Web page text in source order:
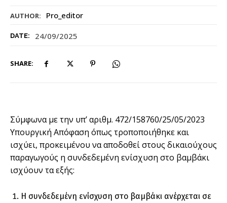
AUTHOR: Pro_editor
DATE: 24/09/2025
SHARE:
Σύμφωνα με την υπ’ αριθμ. 472/158760/25/05/2023
Υπουργική Απόφαση όπως τροποποιήθηκε και
ισχύει, προκειμένου να αποδοθεί στους δικαιούχους
παραγωγούς η συνδεδεμένη ενίσχυση στο βαμβάκι
ισχύουν τα εξής:
Η συνδεδεμένη ενίσχυση στο βαμβάκι ανέρχεται σε